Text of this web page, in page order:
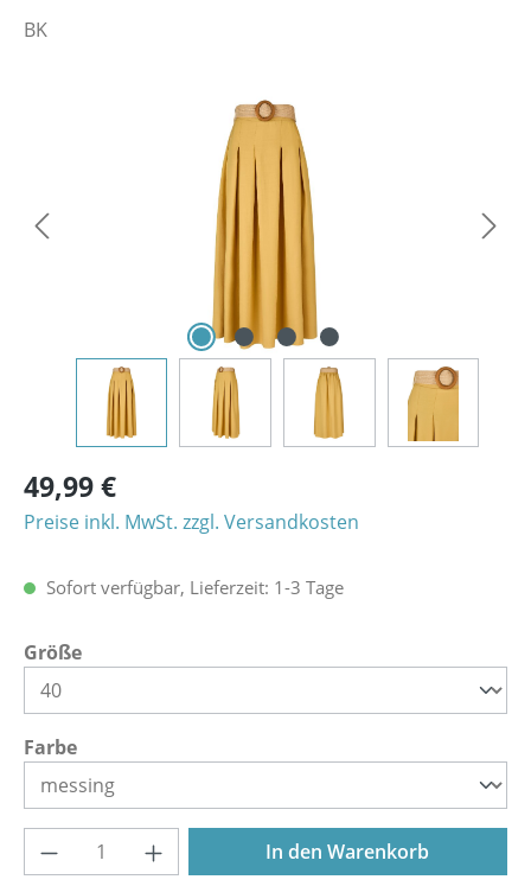
BK
Bildergalerie überspringen
49,99 €
Preise inkl. MwSt. zzgl. Versandkosten
Sofort verfügbar, Lieferzeit: 1-3 Tage
Größeauswählen
Farbeauswählen
Produkt Anzahl: Gib den gewünschten
In den Warenkorb